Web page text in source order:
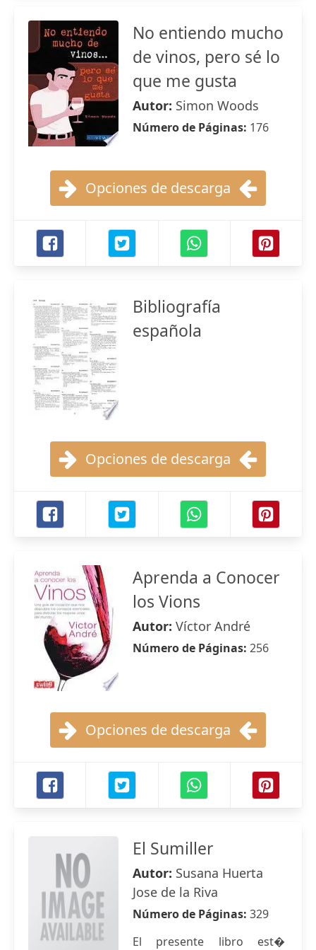
No entiendo mucho
de vinos, pero sé lo
que me gusta
Autor: Simon Woods
Número de Páginas: 176
Opciones de descarga
Bibliografía
española
Opciones de descarga
Aprenda a Conocer
los Vions
Autor: Víctor André
Número de Páginas: 256
Opciones de descarga
El Sumiller
Autor: Susana Huerta
Jose de la Riva
Número de Páginas: 329
El presente libro est�